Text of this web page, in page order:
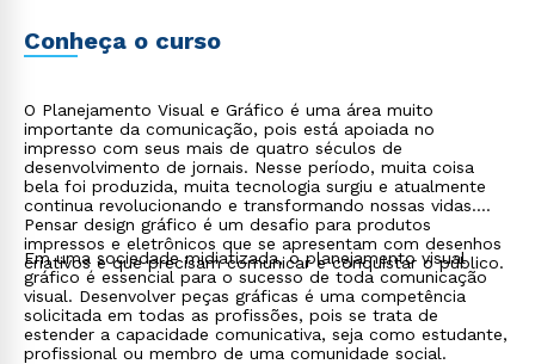
curso Planejamento Visual e Gráfico - EAD 100% on-line
objetiva a capacitação acadêmica e/ou profissional, além
Conheça o curso
O Planejamento Visual e Gráfico é uma área muito
importante da comunicação, pois está apoiada no
impresso com seus mais de quatro séculos de
desenvolvimento de jornais. Nesse período, muita coisa
bela foi produzida, muita tecnologia surgiu e atualmente
continua revolucionando e transformando nossas vidas.
Pensar design gráfico é um desafio para produtos
impressos e eletrônicos que se apresentam com desenhos
criativos e que precisam comunicar e conquistar o público.
Em uma sociedade midiatizada, o planejamento visual
gráfico é essencial para o sucesso de toda comunicação
visual. Desenvolver peças gráficas é uma competência
solicitada em todas as profissões, pois se trata de
estender a capacidade comunicativa, seja como estudante,
profissional ou membro de uma comunidade social.